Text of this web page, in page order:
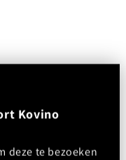
subtiele kruidige
Kovino
deze te bezoeken